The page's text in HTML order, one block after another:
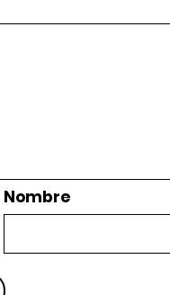
Nombre